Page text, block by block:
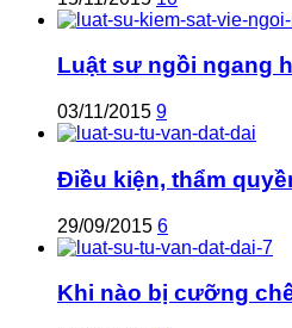
Luật sư ngồi ngang
03/11/2015 9
Điều kiện, thẩm
29/09/2015 6
Khi nào bị cưỡng